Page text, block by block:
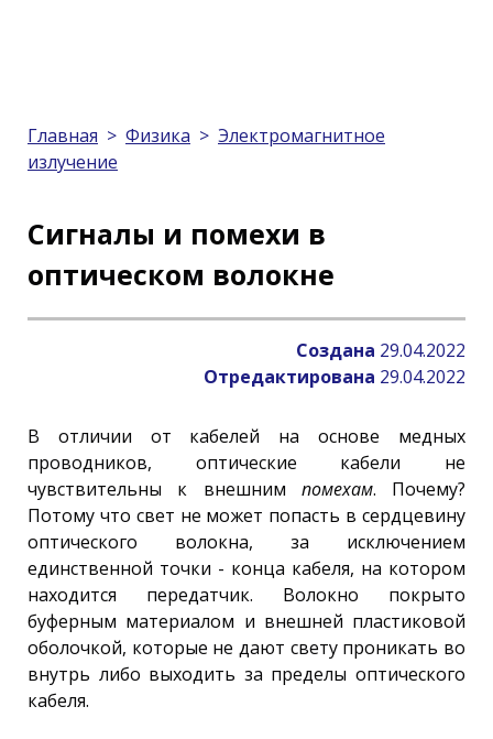
Главная > Физика > Электромагнитное
излучение
Сигналы и помехи в
оптическом волокне
Создана 29.04.2022
Отредактирована 29.04.2022
В отличии от кабелей на основе медных
проводников, оптические кабели не
чувствительны к внешним помехам. Почему?
Потому что свет не может попасть в сердцевину
оптического волокна, за исключением
единственной точки - конца кабеля, на котором
находится передатчик. Волокно покрыто
буферным материалом и внешней пластиковой
оболочкой, которые не дают свету проникать во
внутрь либо выходить за пределы оптического
кабеля.